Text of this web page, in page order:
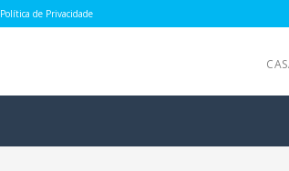
Política de Privacidade